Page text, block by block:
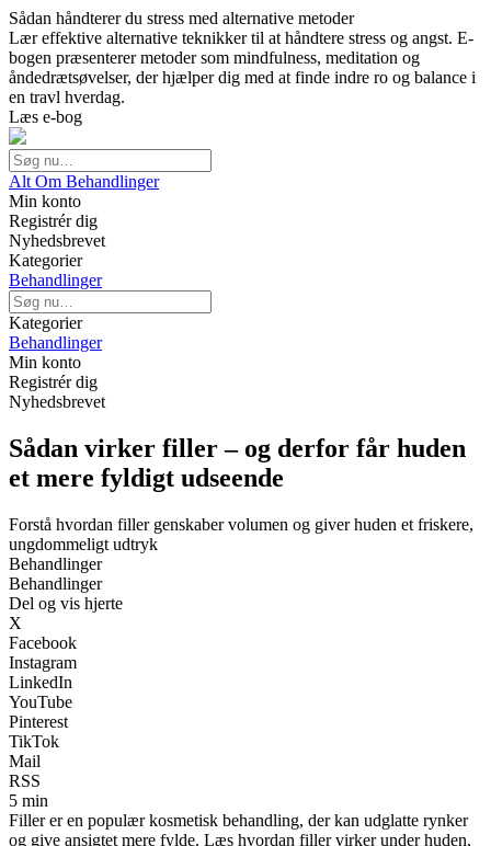
Sådan håndterer du stress med alternative metoder
Lær effektive alternative teknikker til at håndtere stress og angst. E-
bogen præsenterer metoder som mindfulness, meditation og
åndedrætsøvelser, der hjælper dig med at finde indre ro og balance i
en travl hverdag.
Læs e-bog
Alt Om Behandlinger
Min konto
Registrér dig
Nyhedsbrevet
Kategorier
Behandlinger
Kategorier
Behandlinger
Min konto
Registrér dig
Nyhedsbrevet
Sådan virker filler – og derfor får huden
et mere fyldigt udseende
Forstå hvordan filler genskaber volumen og giver huden et friskere,
ungdommeligt udtryk
Behandlinger
Behandlinger
Del og vis hjerte
X
Facebook
Instagram
LinkedIn
YouTube
Pinterest
TikTok
Mail
RSS
5 min
Filler er en populær kosmetisk behandling, der kan udglatte rynker
og give ansigtet mere fylde. Læs hvordan filler virker under huden,